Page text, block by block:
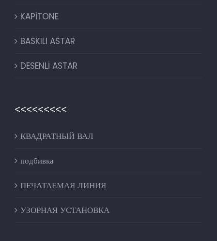
KAPİTONE
BASKILI ASTAR
DESENLİ ASTAR
<<<<<<<<<
КВАДРАТНЫЙ ВАЛ
подбивка
ПЕЧАТАЕМАЯ ЛИНИЯ
УЗОРНАЯ УСТАНОВКА